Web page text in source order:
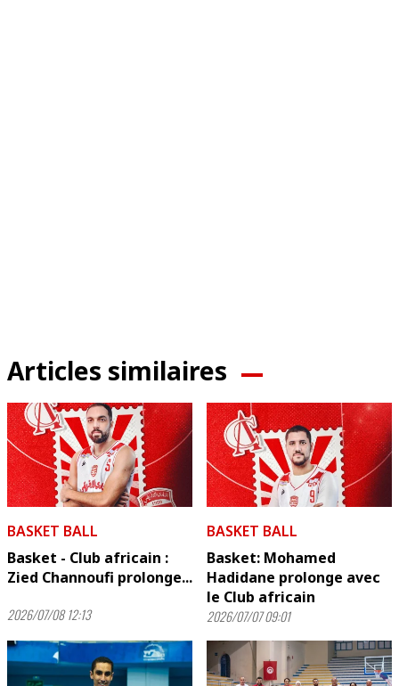
Articles similaires
BASKET BALL
Basket - Club africain :
Zied Channoufi prolonge...
2026/07/08 12:13
BASKET BALL
Basket: Mohamed
Hadidane prolonge avec
le Club africain
2026/07/07 09:01